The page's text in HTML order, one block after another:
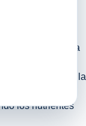
Nabel ayuda a
de la celulitis y la
los nutrientes